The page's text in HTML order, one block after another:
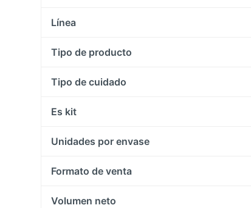
Línea
Tipo de producto
Tipo de cuidado
Es kit
Unidades por envase
Formato de venta
Volumen neto